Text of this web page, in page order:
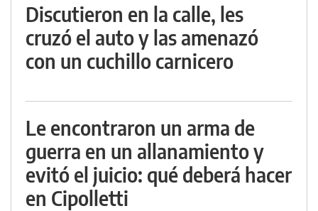
Discutieron en la calle, les
cruzó el auto y las amenazó
con un cuchillo carnicero
Le encontraron un arma de
guerra en un allanamiento y
evitó el juicio: qué deberá hacer
en Cipolletti